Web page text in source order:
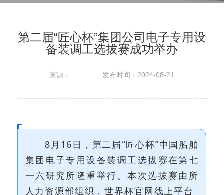
第二届“匠心杯”集团公司电子专用设
备装调工选拔赛成功举办
来源： 发布时间：2024-08-21
8月16日，第二届“匠心杯”中国船舶
集团电子专用设备装调工选拔赛在第七
一六研究所隆重举行。本次选拔赛由所
人力资源部组织，世界杯官网线上平台_